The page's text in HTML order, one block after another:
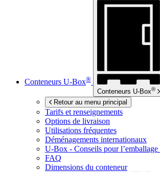
Conteneurs U-Box®
Conteneurs U-Box®
Retour au menu principal
Tarifs et renseignements
Options de livraison
Utilisations fréquentes
Déménagements internationaux
U-Box - Conseils pour
FAQ
Dimensions du conteneur